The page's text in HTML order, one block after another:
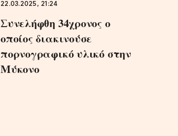
22.03.2025, 21:24
Συνελήφθη 34χρονος ο
οποίος διακινούσε
πορνογραφικό υλικό στην
Μύκονο